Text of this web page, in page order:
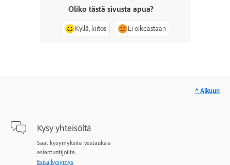
Oliko tästä sivusta apua?
Kyllä, kiitos Ei oikeastaan
Kysy yhteisöltä
Saat kysymyksiisi vastauksia
asiantuntijoilta.
Esitä kysymys
^ Alkuun